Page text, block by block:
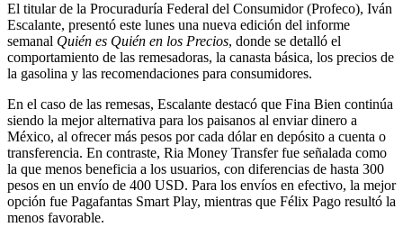
El titular de la Procuraduría Federal del Consumidor (Profeco), Iván
Escalante, presentó este lunes una nueva edición del informe
semanal Quién es Quién en los Precios, donde se detalló el
comportamiento de las remesadoras, la canasta básica, los precios de
la gasolina y las recomendaciones para consumidores.
En el caso de las remesas, Escalante destacó que Fina Bien continúa
siendo la mejor alternativa para los paisanos al enviar dinero a
México, al ofrecer más pesos por cada dólar en depósito a cuenta o
transferencia. En contraste, Ria Money Transfer fue señalada como
la que menos beneficia a los usuarios, con diferencias de hasta 300
pesos en un envío de 400 USD. Para los envíos en efectivo, la mejor
opción fue Pagafantas Smart Play, mientras que Félix Pago resultó la
menos favorable.